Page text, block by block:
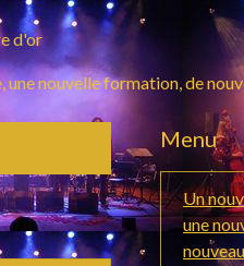
d'or
une nouvelle formation, de
Menu
Un
une